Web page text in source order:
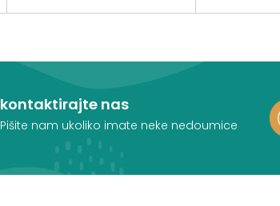
kontaktirajte nas
Pišite nam ukoliko imate neke nedoumice